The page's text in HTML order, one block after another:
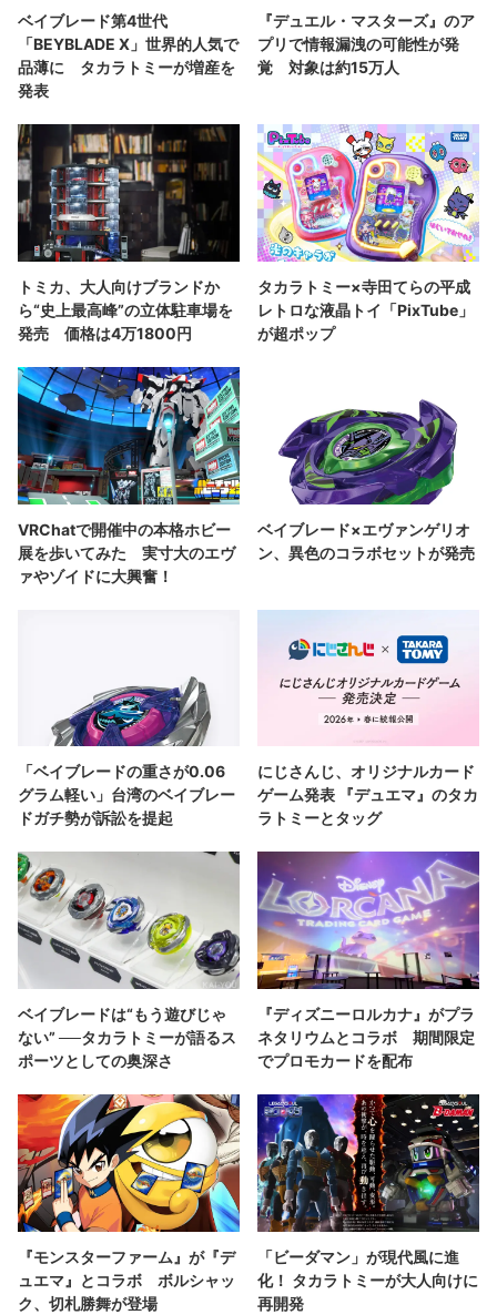
ベイブレード第4世代
「BEYBLADE X」世界的人気で
品薄に タカラトミーが増産を
発表
『デュエル・マスターズ』のア
プリで情報漏洩の可能性が発
覚 対象は約15万人
トミカ、大人向けブランドか
ら“史上最高峰”の立体駐車場を
発売 価格は4万1800円
タカラトミー×寺田てらの平成
レトロな液晶トイ「PixTube」
が超ポップ
VRChatで開催中の本格ホビー
展を歩いてみた 実寸大のエヴ
ァやゾイドに大興奮！
ベイブレード×エヴァンゲリオ
ン、異色のコラボセットが発売
「ベイブレードの重さが0.06
グラム軽い」台湾のベイブレー
ドガチ勢が訴訟を提起
にじさんじ、オリジナルカード
ゲーム発表 『デュエマ』のタカ
ラトミーとタッグ
ベイブレードは“もう遊びじゃ
ない” ──タカラトミーが語るス
ポーツとしての奥深さ
『ディズニーロルカナ』がプラ
ネタリウムとコラボ 期間限定
でプロモカードを配布
『モンスターファーム』が『デ
ュエマ』とコラボ ボルシャッ
ク、切札勝舞が登場
「ビーダマン」が現代風に進
化！ タカラトミーが大人向けに
再開発